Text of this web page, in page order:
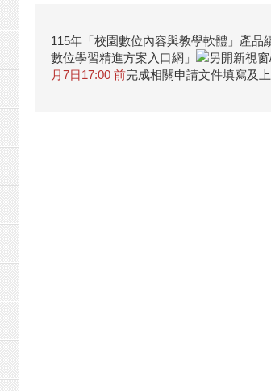
115年「校園數位內容與教學軟體」產品
數位學習精進方案入口網」
月7日17:00 前完成相關申請文件填寫及上